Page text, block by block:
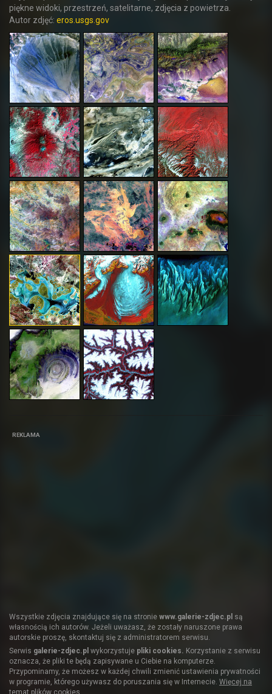
piękne widoki, przestrzeń, satelitarne, zdjęcia z powietrza.
Autor zdjęć: eros.usgs.gov
REKLAMA
Wszystkie zdjęcia znajdujące się na stronie www.galerie-zdjec.pl są
własnością ich autorów. Jeżeli uważasz, że zostały naruszone prawa
autorskie proszę, skontaktuj się z administratorem serwisu.
Serwis galerie-zdjec.pl wykorzystuje pliki cookies. Korzystanie z serwisu
oznacza, że pliki te będą zapisywane u Ciebie na komputerze.
Przypominamy, że możesz w każdej chwili zmienić ustawienia prywatności
w programie, którego używasz do poruszania się w Internecie. Więcej na
temat plików cookies.